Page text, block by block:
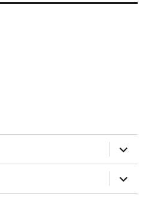
expand
child
menu
expand
child
menu